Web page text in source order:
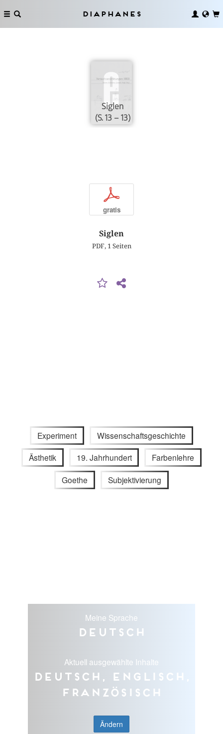
Diaphanes
Siglen
(S. 13 – 13)
p
gratis
Siglen
PDF, 1 Seiten
Experiment Wissenschaftsgeschichte
Ästhetik 19. Jahrhundert Farbenlehre
Goethe Subjektivierung
Meine Sprache
Deutsch
Aktuell ausgewählte Inhalte
Deutsch, Englisch,
Französisch
Ändern